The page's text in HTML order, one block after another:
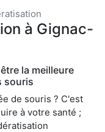
à Gignac-
la meilleure
souris
de souris ? C'est
à votre santé ;